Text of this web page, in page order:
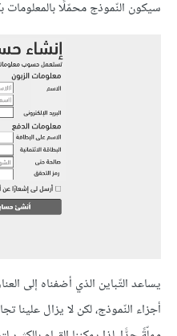
سيكون النّموذج محمّلًا بالمعلومات
يساعد التّباين الذي أضفناه إلى
أجزاء النّموذج، لكن لا يزال علينا